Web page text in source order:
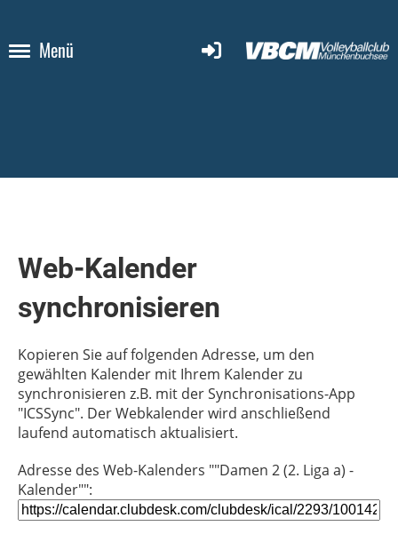
Menü
Web-Kalender
synchronisieren
Kopieren Sie auf folgenden Adresse, um den
gewählten Kalender mit Ihrem Kalender zu
synchronisieren z.B. mit der Synchronisations-App
"ICSSync". Der Webkalender wird anschließend
laufend automatisch aktualisiert.
Adresse des Web-Kalenders ""Damen 2 (2. Liga a) -
Kalender"":